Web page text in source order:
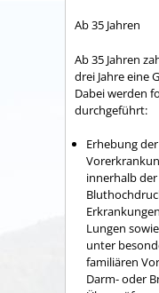
Ab 35 Jahren
Ab 35 Jahren
drei Jahre eine
Dabei werden
durchgeführt:
Erhebung
innerhalb
Lungen
unter
familiären
Darm- oder